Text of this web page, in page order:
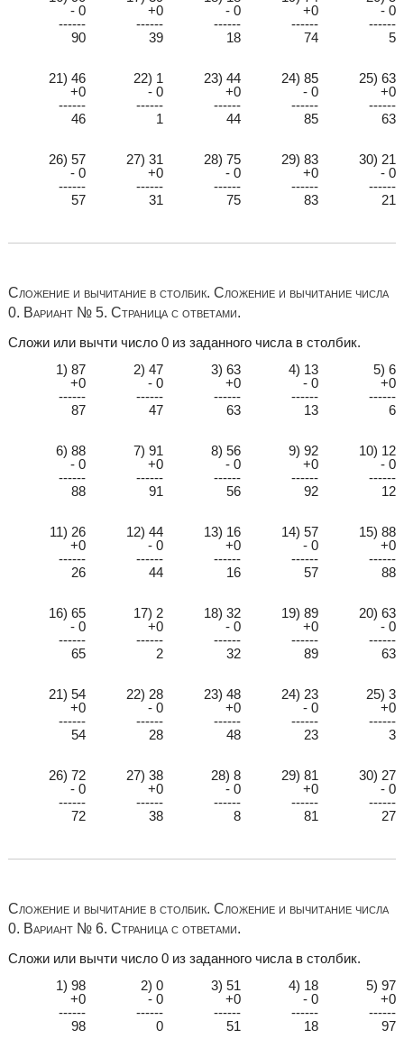
- 0
+0 - 0 +0
- 0
------
------ ------ ------
------
90
39 18 74 5
21) 46 22) 1 23) 44 24) 85
25) 63
+0
- 0 +0 - 0
+0
------
------ ------ ------
------
46
1 44 85 63
26) 57 27) 31 28) 75 29) 83
30) 21
- 0
+0 - 0 +0
- 0
------
------ ------ ------
------
57
31 75 83 21
Сложение и вычитание в столбик. Сложение и вычитание числа
0. Вариант № 5. Страница с ответами.
Сложи или вычти число 0 из заданного числа в столбик.
1) 87
2) 47 3) 63 4) 13
5) 6
+0
- 0 +0 - 0
+0
------
------ ------ ------
------
87
47 63 13 6
6) 88 7) 91 8) 56 9) 92
10) 12
- 0
+0 - 0 +0
- 0
------
------ ------ ------
------
88
91 56 92 12
11) 26 12) 44 13) 16 14) 57
15) 88
+0
- 0 +0 - 0
+0
------
------ ------ ------
------
26
44 16 57 88
16) 65 17) 2 18) 32 19) 89
20) 63
- 0
+0 - 0 +0
- 0
------
------ ------ ------
------
65
2 32 89 63
21) 54 22) 28 23) 48 24) 23
25) 3
+0
- 0 +0 - 0
+0
------
------ ------ ------
------
54
28 48 23 3
26) 72 27) 38 28) 8 29) 81
30) 27
- 0
+0 - 0 +0
- 0
------
------ ------ ------
------
72
38 8 81 27
Сложение и вычитание в столбик. Сложение и вычитание числа
0. Вариант № 6. Страница с ответами.
Сложи или вычти число 0 из заданного числа в столбик.
1) 98
2) 0 3) 51 4) 18
5) 97
+0
- 0 +0 - 0
+0
------
------ ------ ------
------
98
0 51 18 97